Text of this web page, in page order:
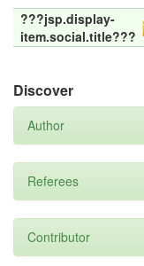
???jsp.display-
item.social.title???
Discover
Author
Referees
Contributor